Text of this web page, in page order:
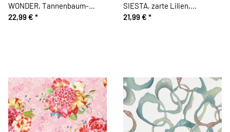
WONDER, Tannenbaum-
Häuschen, steingrau, Cori
22,99 € *
SIESTA, zarte Lilien,
blaugrau-beige
21,99 € *